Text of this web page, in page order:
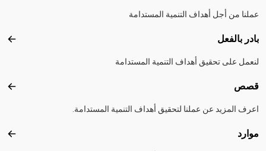
عملنا من أجل أهداف التنمية المستدامة
بادر بالفعل
لنعمل على تحقيق أهداف التنمية المستدامة
قصص
اعرف المزيد عن عملنا لتحقيق أهداف التنمية المستدامة.
موارد